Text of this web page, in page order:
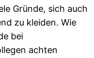
Gründe, sich auch
zu kleiden. Wie
bei
achten